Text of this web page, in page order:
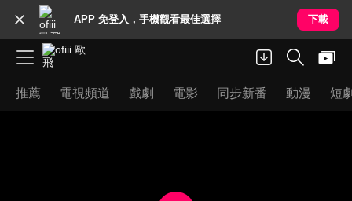
APP 免登入，手機觀看最佳選擇 下載
推薦 電視頻道 戲劇 電影 同步新番 動漫 短